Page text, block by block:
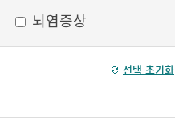
뇌염증상
두피 건조
방향감각 상실
선택 초기화